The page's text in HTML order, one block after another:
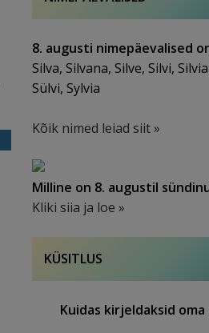
8. augusti nimepäevalised
Silva, Silvana, Silve, Silvi,
Sülvi, Sylvia
Kõik nimed leiad siit »
Milline on 8. augustil
Kliki siia ja loe »
KÜSITLUS
Kuidas kirjeldaksid